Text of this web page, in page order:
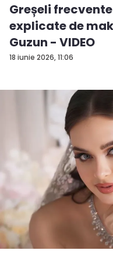
18 iunie 2026, 11:06
Greșeli
explicate de
Guzun - VIDEO